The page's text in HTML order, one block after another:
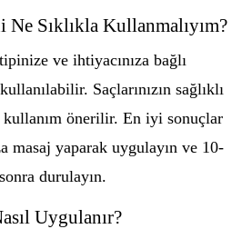
Sıklıkla Kullanmalıyım?
ve ihtiyacınıza bağlı
Saçlarınızın sağlıklı
önerilir. En iyi sonuçlar
masaj yaparak uygulayın ve 10-
durulayın.
Uygulanır?